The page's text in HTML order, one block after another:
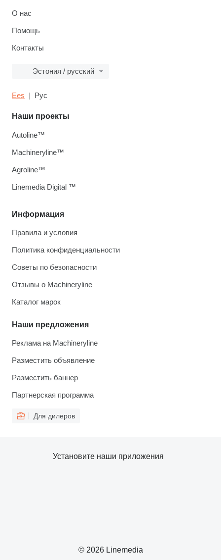
О нас
Помощь
Контакты
Эстония / русский
Ees Рус
Информация
Правила и условия
Политика конфиденциальности
Советы по безопасности
Отзывы о Machineryline
Каталог марок
Наши предложения
Реклама на Machineryline
Разместить объявление
Разместить баннер
Партнерская программа
Для дилеров
Наши проекты
Autoline™
Machineryline™
Agroline™
Linemedia Digital ™
© 2026 Linemedia
Установите наши приложения